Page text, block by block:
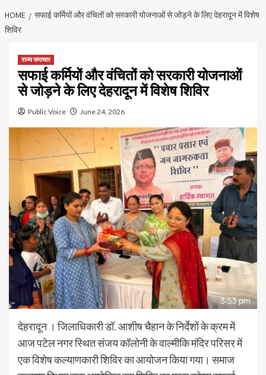
HOME
सफाई कर्मियों और वंचितों को सरकारी योजनाओं से जोड़ने के लिए देहरादून में विशेष
शिविर
राज्य समाचार
सफाई कर्मियों और वंचितों को सरकारी योजनाओं
से जोड़ने के लिए देहरादून में विशेष शिविर
Public Voice June 24, 2026
देहरादून । जिलाधिकारी डॉ. आशीष चैहान के निर्देशों के क्रम में
आज पटेल नगर स्थित संजय कॉलोनी के वाल्मीकि मंदिर परिसर में
एक विशेष कल्याणकारी शिविर का आयोजन किया गया। समाज